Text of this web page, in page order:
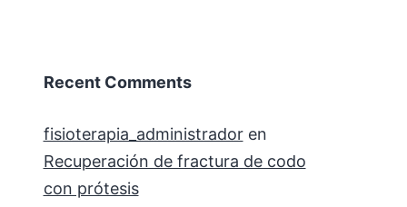
Recent Comments
fisioterapia_administradoren
Recuperación de fractura de codo
con prótesis